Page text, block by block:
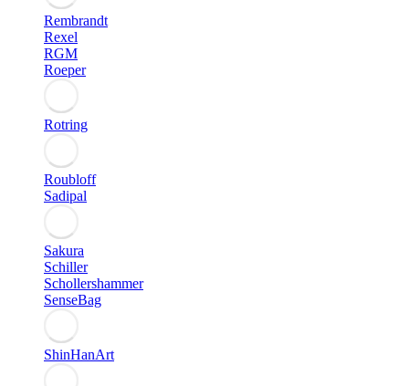
Rembrandt
Rexel
RGM
Roeper
Rotring
Roubloff
Sadipal
Sakura
Schiller
Schollershammer
SenseBag
ShinHanArt